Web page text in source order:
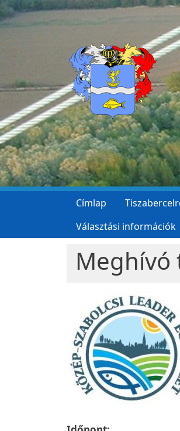
Ugrás a tartalomra
Címlap
Választási információk